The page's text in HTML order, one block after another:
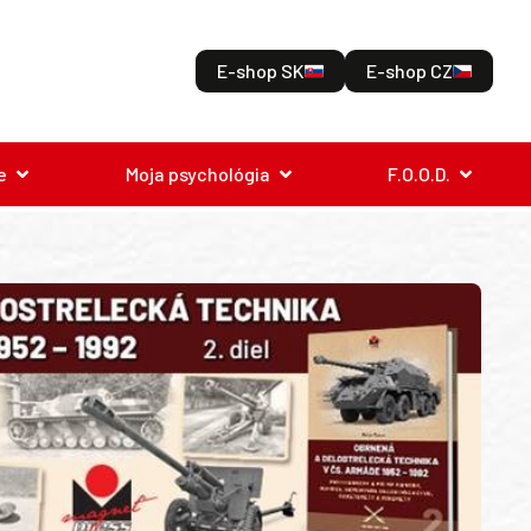
E-shop SK E-shop CZ
Moja psychológia F.O.O.D.